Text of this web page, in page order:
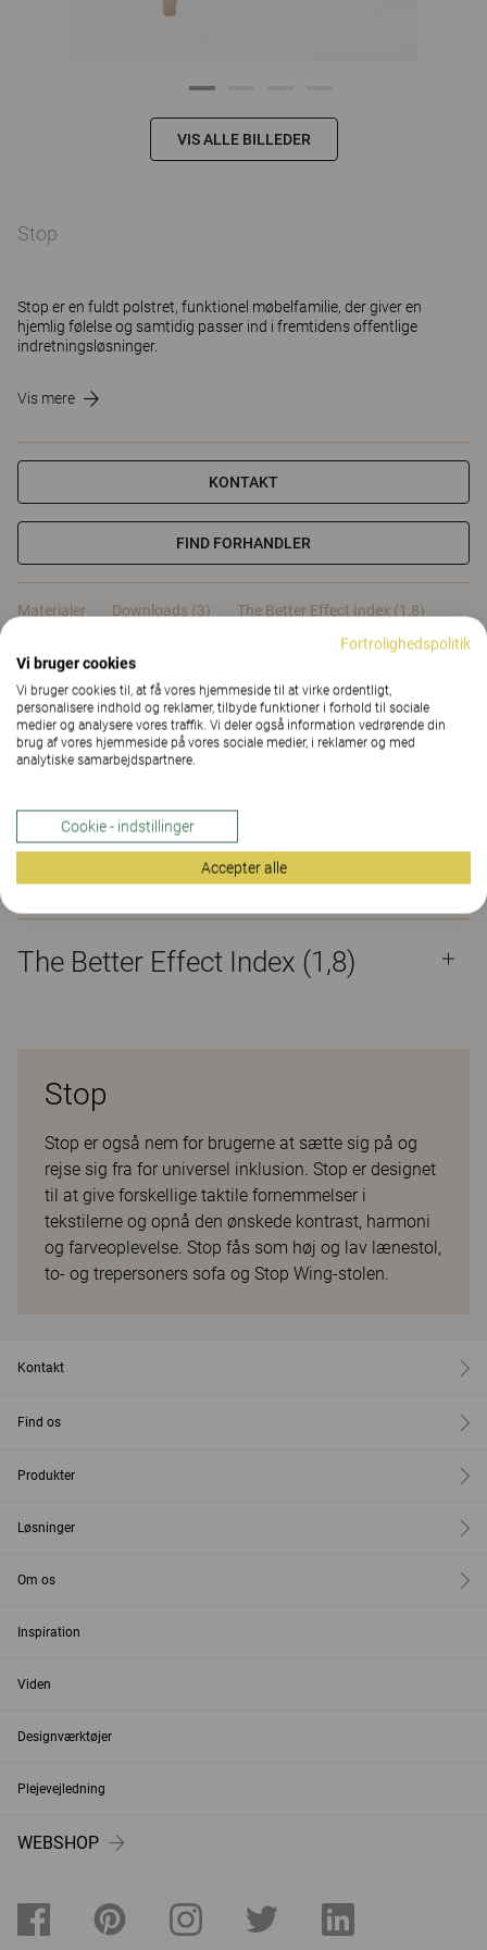
VIS ALLE BILLEDER
Stop
Stop er en fuldt polstret, funktionel møbelfamilie, der giver en
hjemlig følelse og samtidig passer ind i fremtidens offentlige
indretningsløsninger.
Vis mere
KONTAKT
FIND FORHANDLER
Materialer Downloads (3) The Better Effect Index (1,8)
Certifikater
Materialer
Downloads (3)
The Better Effect Index (1,8)
Stop
Stop er også nem for brugerne at sætte sig på og
rejse sig fra for universel inklusion. Stop er designet
til at give forskellige taktile fornemmelser i
tekstilerne og opnå den ønskede kontrast, harmoni
og farveoplevelse. Stop fås som høj og lav lænestol,
to- og trepersoners sofa og Stop Wing-stolen.
Kontakt
Find os
Produkter
Løsninger
Om os
Inspiration
Viden
Designværktøjer
Plejevejledning
WEBSHOP
Fortrolighedspolitik
Vi bruger cookies
Vi bruger cookies til, at få vores hjemmeside til at virke ordentligt,
personalisere indhold og reklamer, tilbyde funktioner i forhold til sociale
medier og analysere vores traffik. Vi deler også information vedrørende din
brug af vores hjemmeside på vores sociale medier, i reklamer og med
analytiske samarbejdspartnere.
Cookie - indstillinger
Accepter alle